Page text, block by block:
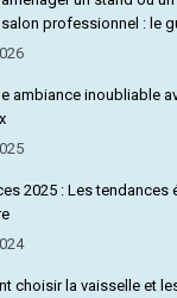
professionnel : le
ambiance inoubliable
2025 : Les tendances
choisir la vaisselle et